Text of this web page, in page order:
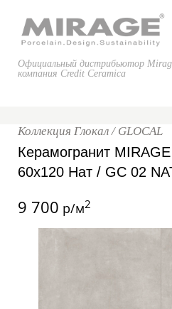
Официальный дистрибьютор
компания Credit Ceramica
Коллекция Глокал / GLOCAL
Керамогранит
60x120 Нат / GC 02
9 700 р/м2